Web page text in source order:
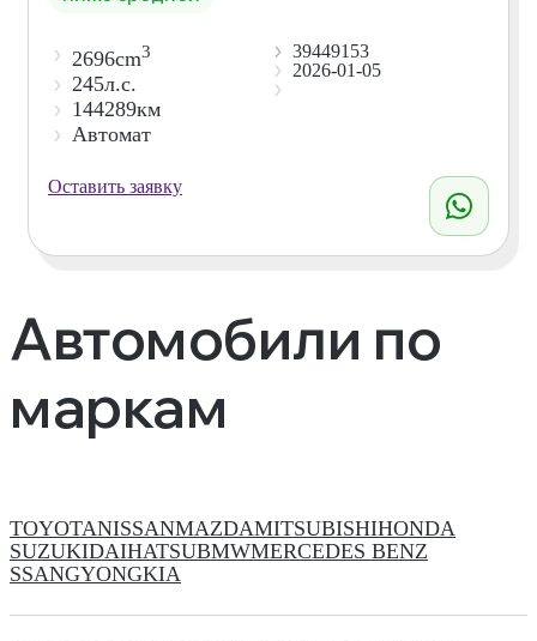
2696cm3
245л.с.
144289км
Автомат
39449153
2026-01-05
Оставить заявку
Автомобили по
маркам
TOYOTANISSANMAZDAMITSUBISHIHONDA
SUZUKIDAIHATSUBMWMERCEDES BENZ
SSANGYONGKIA